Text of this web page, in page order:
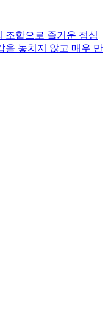
조합으로 즐거운 점심
을 놓치지 않고 매우 만